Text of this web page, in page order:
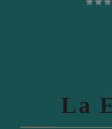
La